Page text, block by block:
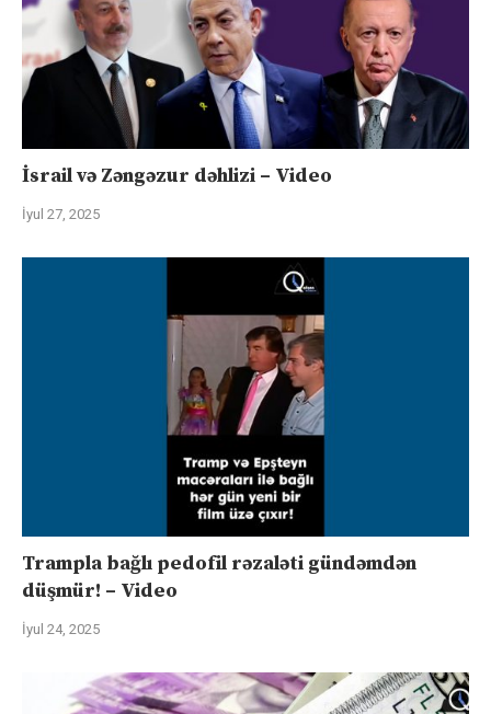
İsrail və Zəngəzur dəhlizi – Video
İyul 27, 2025
Trampla bağlı pedofil rəzaləti gündəmdən
düşmür! – Video
İyul 24, 2025